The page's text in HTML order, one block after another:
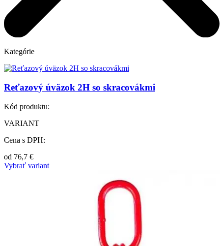
Kategórie
Reťazový úväzok 2H so skracovákmi
Kód produktu:
VARIANT
Cena s DPH:
od 76,7 €
Vybrať variant